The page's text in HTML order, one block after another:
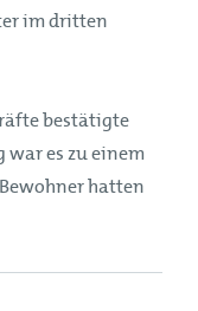
im dritten
bestätigte
war es zu einem
hatten